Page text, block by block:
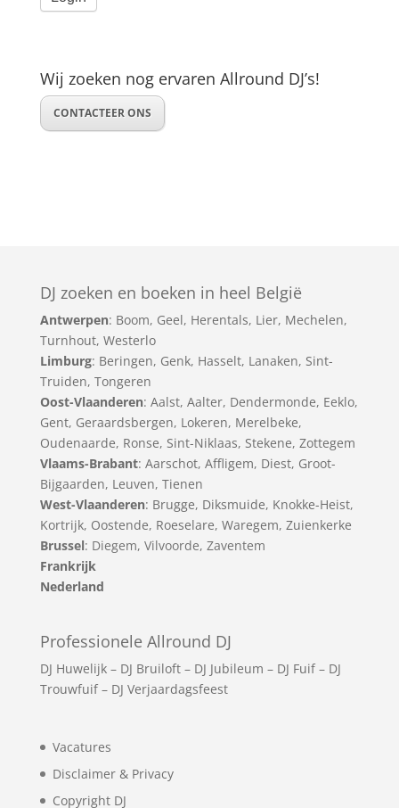
Wij zoeken nog ervaren Allround DJ’s!
CONTACTEER ONS
DJ zoeken en boeken in heel België
Antwerpen: Boom, Geel, Herentals, Lier, Mechelen,
Turnhout, Westerlo
Limburg: Beringen, Genk, Hasselt, Lanaken, Sint-
Truiden, Tongeren
Oost-Vlaanderen: Aalst, Aalter, Dendermonde, Eeklo,
Gent, Geraardsbergen, Lokeren, Merelbeke,
Oudenaarde, Ronse, Sint-Niklaas, Stekene, Zottegem
Vlaams-Brabant: Aarschot, Affligem, Diest, Groot-
Bijgaarden, Leuven, Tienen
West-Vlaanderen: Brugge, Diksmuide, Knokke-Heist,
Kortrijk, Oostende, Roeselare, Waregem, Zuienkerke
Brussel: Diegem, Vilvoorde, Zaventem
Frankrijk
Nederland
Professionele Allround DJ
DJ Huwelijk– DJ Bruiloft– DJ Jubileum – DJ Fuif– DJ
Trouwfuif– DJ Verjaardagsfeest
Vacatures
Disclaimer & Privacy
Copyright DJ